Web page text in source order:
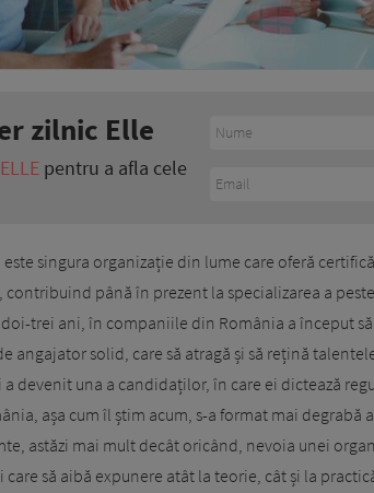
zilnic Elle
ELLE pentru a afla cele
singura organizație din lume care oferă
contribuind până în prezent la specializarea a
trei ani, în companiile din România a început
angajator solid, care să atragă și să rețină
devenit una a candidaților, în care ei dictează
așa cum îl știm acum, s-a format mai degrabă
astăzi mai mult decât oricând, nevoia unei
care să aibă expunere atât la teorie, cât și la